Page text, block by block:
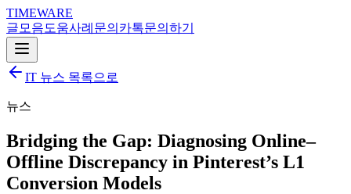
TIMEWARE
글 모음도움사례 문의 카톡문의하기
IT 뉴스 목록으로
뉴스
Bridging the Gap: Diagnosing Online–
Offline Discrepancy in Pinterest’s L1
Conversion Models